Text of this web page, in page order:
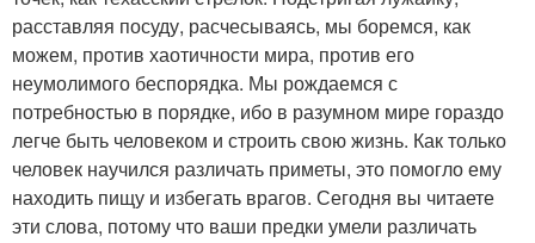
расставляя посуду, расчесываясь, мы боремся, как
можем, против хаотичности мира, против его
неумолимого беспорядка. Мы рождаемся с
потребностью в порядке, ибо в разумном мире гораздо
легче быть человеком и строить свою жизнь. Как только
человек научился различать приметы, это помогло ему
находить пищу и избегать врагов. Сегодня вы читаете
эти слова, потому что ваши предки умели различать